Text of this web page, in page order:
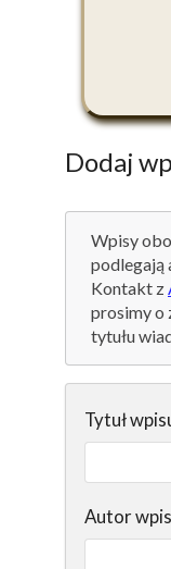
Dodaj
Wpisy
podlegają
Kontakt z
prosimy o
tytułu
Tytuł
Autor